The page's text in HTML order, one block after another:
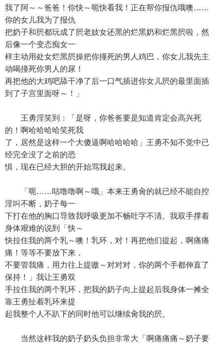
我了阿～～爸爸！你快～呃快看我！正在帮你报仇哦噢……
你的女儿我为了报仇
把奶子和屄都玩成了屄老妓女还黑的烂黑奶和烂黑屄啦，然
后像一个变态痴女一
样主动用处女烂黑屄操把你撞死的男人鸡巴，你女儿我先主
动喝撞死你男人的尿！
再把他的大鸡吧舔干净了后一口气插进你女儿屄的最里面插
到了子宫里面呀～！」
王勇淫笑到：「是呀，你爸爸要是知道肯定会高兴死
的！啊哈哈哈哈笑死我
了，居然是这样一个大傻逼啊哈哈哈哈」王勇不知不觉中已
经完全没了之前的恐
惧，现在已经大胆的开始骂我起来。
「呃……咕噜噜啊～哦」本来王勇肏的就已经不能自控
淫叫不断，奶子每一
下打在他的胸口导致我呼吸更加不畅吐字不清。我双手撑着
身体艰难的说到「快～
快拉住我的两个乳～噢！乳环，对！再把他们提起，啊痛痛
痛！等等不要放下来，
不要管我痛，用力往上提嗷～对对对，你的两个手都伸直了
保持！」我让王勇双
手拉住我的两个乳环，把我的奶子向上提起后我身体一摊全
靠王勇扯着乳环来提
起我整个人不趴下的同时他可以继续肏我的屄。
当然这样我的奶子奶头负担非常大「啊痛痛痛～奶子要